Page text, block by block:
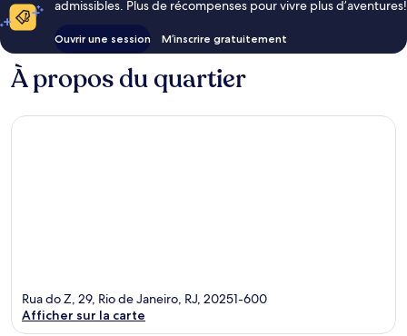
admissibles. Plus de récompenses pour vivre plus d’aventures!
Ouvrir une session M’inscrire gratuitement
À propos du quartier
Rua do Z, 29, Rio de Janeiro, RJ, 20251-600
Afficher sur la carte